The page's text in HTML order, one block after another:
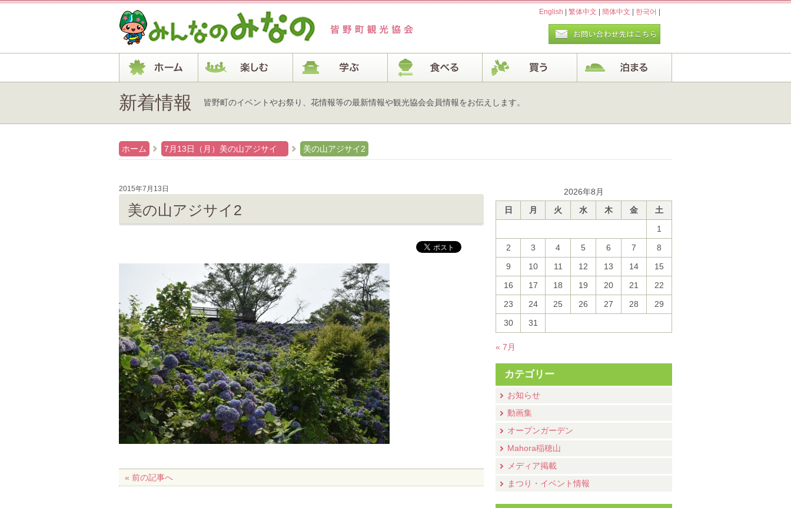
English 繁体中文 簡体中文 한국어
新着情報 皆野町のイベントやお祭り、花情報等の最新情報や観光協会会員情報をお伝えします。
ホーム 7月13日（月）美の山アジサイ 美の山アジサイ2
2026年8月
日
月 火 水 木 金
土
1
2
3 4 5 6 7
8
9
10 11 12 13 14
15
16
17 18 19 20 21
22
23
24 25 26 27 28
29
30
31
« 7月
カテゴリー
お知らせ
動画集
オープンガーデン
Mahora稲穂山
メディア掲載
まつり・イベント情報
2015年7月13日
美の山アジサイ2
« 前の記事へ